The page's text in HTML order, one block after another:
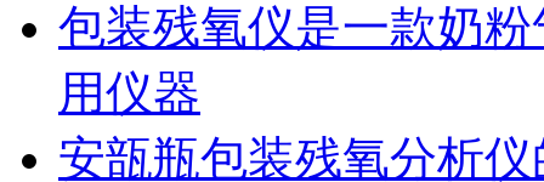
包装残氧仪是一款奶
用仪器
安瓿瓶包装残氧分析